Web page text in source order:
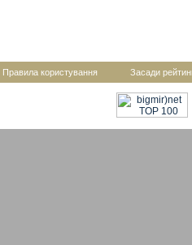
Правила користування Засади